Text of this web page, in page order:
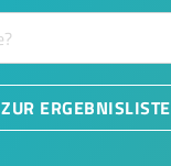
ZUR ERGEBNISLISTE